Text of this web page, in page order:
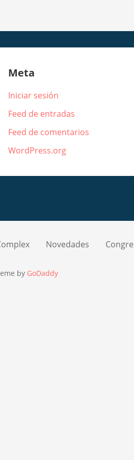
Meta
Iniciar sesión
Feed de entradas
Feed de comentarios
WordPress.org
Novedades
by GoDaddy